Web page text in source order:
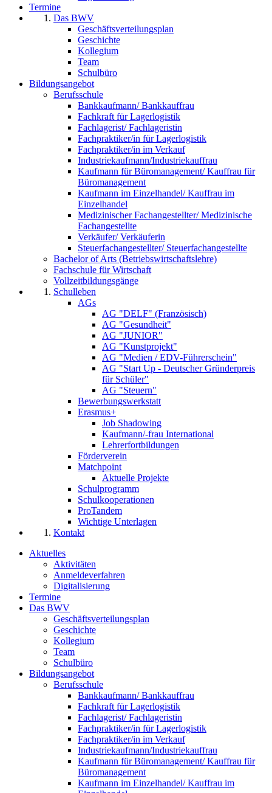
Termine
Das BWV
Geschäftsverteilungsplan
Geschichte
Kollegium
Team
Schulbüro
Bildungsangebot
Berufsschule
Bankkaufmann/ Bankkauffrau
Fachkraft für Lagerlogistik
Fachlagerist/ Fachlageristin
Fachpraktiker/in für Lagerlogistik
Fachpraktiker/in im Verkauf
Industriekaufmann/Industriekauffrau
Kaufmann für Büromanagement/ Kauffrau für
Büromanagement
Kaufmann im Einzelhandel/ Kauffrau im
Einzelhandel
Medizinischer Fachangestellter/ Medizinische
Fachangestellte
Verkäufer/ Verkäuferin
Steuerfachangestellter/ Steuerfachangestellte
Bachelor of Arts (Betriebswirtschaftslehre)
Fachschule für Wirtschaft
Vollzeitbildungsgänge
Schulleben
AGs
AG "DELF" (Französisch)
AG "Gesundheit"
AG "JUNIOR"
AG "Kunstprojekt"
AG "Medien / EDV-Führerschein"
AG "Start Up - Deutscher Gründerpreis
für Schüler"
AG "Steuern"
Bewerbungswerkstatt
Erasmus+
Job Shadowing
Kaufmann/-frau International
Lehrerfortbildungen
Förderverein
Matchpoint
Aktuelle Projekte
Schulprogramm
Schulkooperationen
ProTandem
Wichtige Unterlagen
Kontakt
Aktuelles
Aktivitäten
Anmeldeverfahren
Digitalisierung
Termine
Das BWV
Geschäftsverteilungsplan
Geschichte
Kollegium
Team
Schulbüro
Bildungsangebot
Berufsschule
Bankkaufmann/ Bankkauffrau
Fachkraft für Lagerlogistik
Fachlagerist/ Fachlageristin
Fachpraktiker/in für Lagerlogistik
Fachpraktiker/in im Verkauf
Industriekaufmann/Industriekauffrau
Kaufmann für Büromanagement/ Kauffrau für
Büromanagement
Kaufmann im Einzelhandel/ Kauffrau im